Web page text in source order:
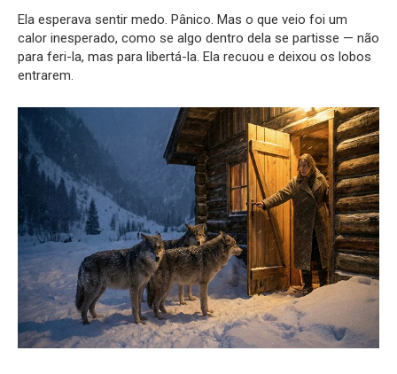
Ela esperava sentir medo. Pânico. Mas o que veio foi um
calor inesperado, como se algo dentro dela se partisse — não
para feri-la, mas para libertá-la. Ela recuou e deixou os lobos
entrarem.